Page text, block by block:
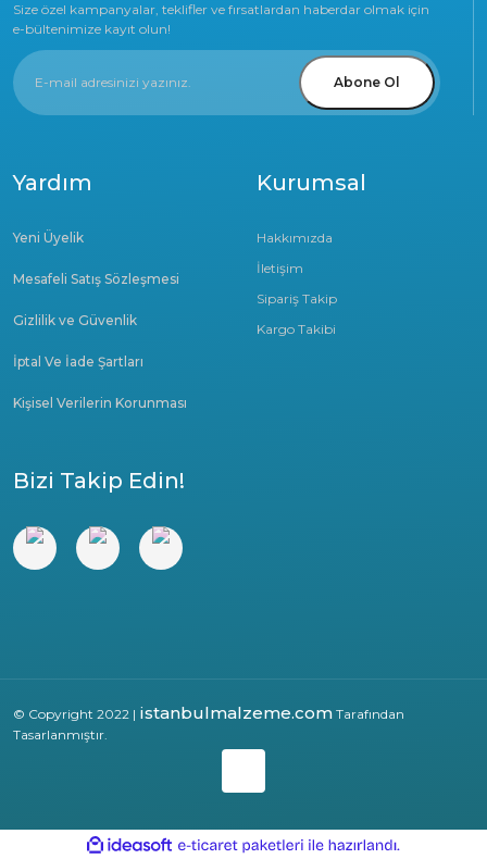
Size özel kampanyalar, teklifler ve fırsatlardan haberdar olmak için
e-bültenimize kayıt olun!
Abone Ol
Kurumsal
Hakkımızda
İletişim
Sipariş Takip
Kargo Takibi
Yardım
Yeni Üyelik
Mesafeli Satış Sözleşmesi
Gizlilik ve Güvenlik
İptal Ve İade Şartları
Kişisel Verilerin Korunması
Bizi Takip Edin!
© Copyright 2022 | istanbulmalzeme.com Tarafından
Tasarlanmıştır.
ideasoft
e-